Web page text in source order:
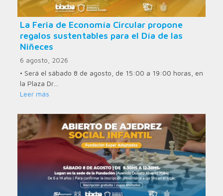
La Feria de Economía Circular propone
regalos sustentables para el Día de las
Niñeces
6 agosto, 2026
• Será el sábado 8 de agosto, de 15:00 a 19:00 horas, en
la Plaza Dr…
Leer más